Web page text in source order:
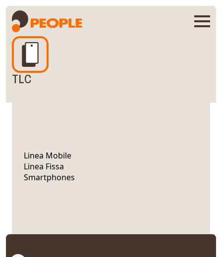
TLC
Linea Mobile
Linea Fissa
Smartphones